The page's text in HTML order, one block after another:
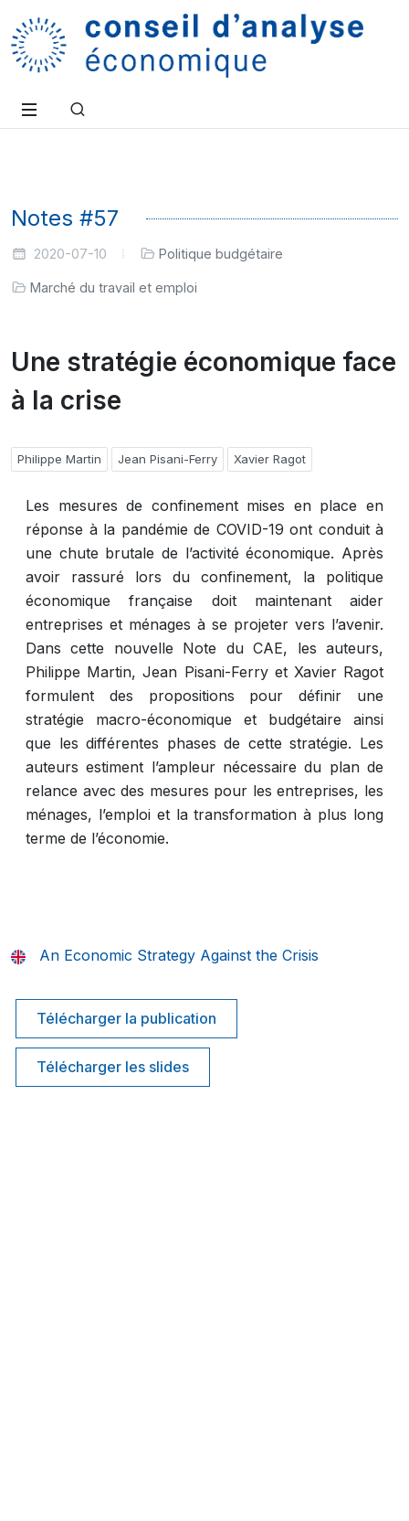
Notes #57
2020-07-10 Politique budgétaire
Marché du travail et emploi
Une stratégie économique face
à la crise
Philippe Martin Jean Pisani-Ferry Xavier Ragot
Les mesures de confinement mises en place en
réponse à la pandémie de COVID-19 ont conduit à
une chute brutale de l’activité économique. Après
avoir rassuré lors du confinement, la politique
économique française doit maintenant aider
entreprises et ménages à se projeter vers l’avenir.
Dans cette nouvelle Note du CAE, les auteurs,
Philippe Martin, Jean Pisani-Ferry et Xavier Ragot
formulent des propositions pour définir une
stratégie macro-économique et budgétaire ainsi
que les différentes phases de cette stratégie. Les
auteurs estiment l’ampleur nécessaire du plan de
relance avec des mesures pour les entreprises, les
ménages, l’emploi et la transformation à plus long
terme de l’économie.
An Economic Strategy Against the Crisis
Télécharger la publication
Télécharger les slides